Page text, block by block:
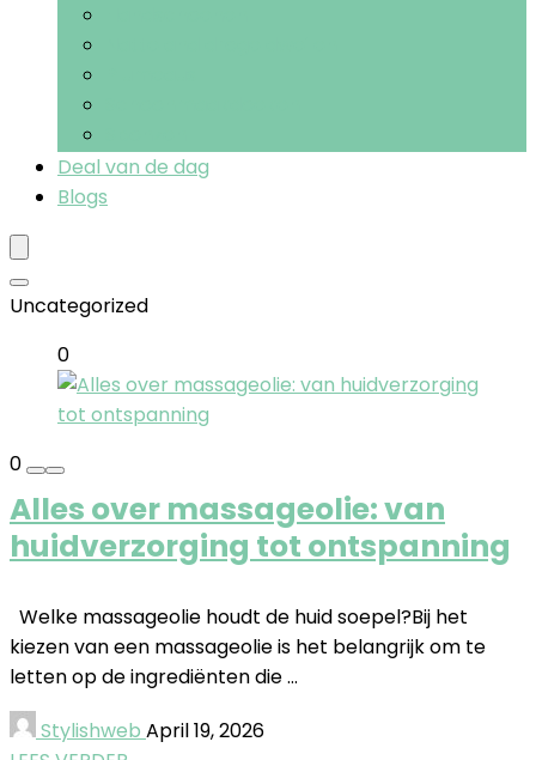
Deal van de dag
Blogs
Uncategorized
0
0
Alles over massageolie: van
huidverzorging tot ontspanning
Welke massageolie houdt de huid soepel?Bij het
kiezen van een massageolie is het belangrijk om te
letten op de ingrediënten die ...
Stylishweb April 19, 2026